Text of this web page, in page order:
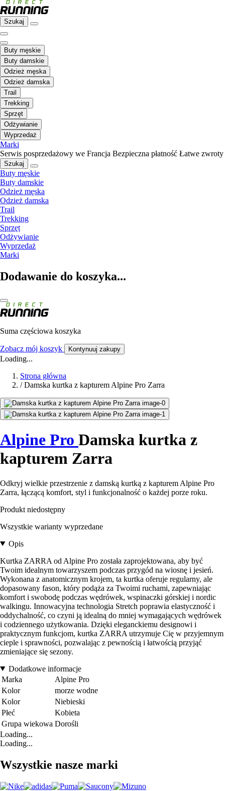
Szukaj
Buty męskie
Buty damskie
Odzież męska
Odzież damska
Trail
Trekking
Sprzęt
Odżywianie
Wyprzedaż
Marki
Serwis posprzedażowy we Francja Bezpieczna płatność Łatwe zwroty
Szukaj
Buty męskie
Buty damskie
Odzież męska
Odzież damska
Trail
Trekking
Sprzęt
Odżywianie
Wyprzedaż
Marki
Dodawanie do koszyka...
Suma częściowa koszyka
Zobacz mój koszyk Kontynuuj zakupy
Loading...
Strona główna
/ Damska kurtka z kapturem Alpine Pro Zarra
Alpine Pro Damska kurtka z
kapturem Zarra
Odkryj wielkie przestrzenie z damską kurtką z kapturem Alpine Pro
Zarra, łączącą komfort, styl i funkcjonalność o każdej porze roku.
Produkt niedostępny
Wszystkie warianty wyprzedane
Opis
Kurtka ZARRA od Alpine Pro została zaprojektowana, aby być
Twoim idealnym towarzyszem podczas przygód na wiosnę i jesień.
Wykonana z anatomicznym krojem, ta kurtka oferuje regularny, ale
dopasowany fason, który podąża za Twoimi ruchami, zapewniając
komfort i swobodę podczas wędrówek, wspinaczki górskiej i nordic
walkingu. Innowacyjna technologia Stretch poprawia elastyczność i
oddychalność, co czyni ją idealną do mniej wymagających wędrówek
i codziennego użytkowania. Dzięki eleganckiemu designowi i
praktycznym funkcjom, kurtka ZARRA utrzymuje Cię w przyjemnym
cieple i sprawności, pozwalając z pewnością i łatwością przyjąć
zmieniające się sezony.
Dodatkowe informacje
Marka
Alpine Pro
Kolor
morze wodne
Kolor
Niebieski
Płeć
Kobieta
Grupa wiekowa Dorośli
Loading...
Loading...
Wszystkie nasze marki